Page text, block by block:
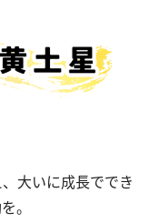
大いに成長ででき
。